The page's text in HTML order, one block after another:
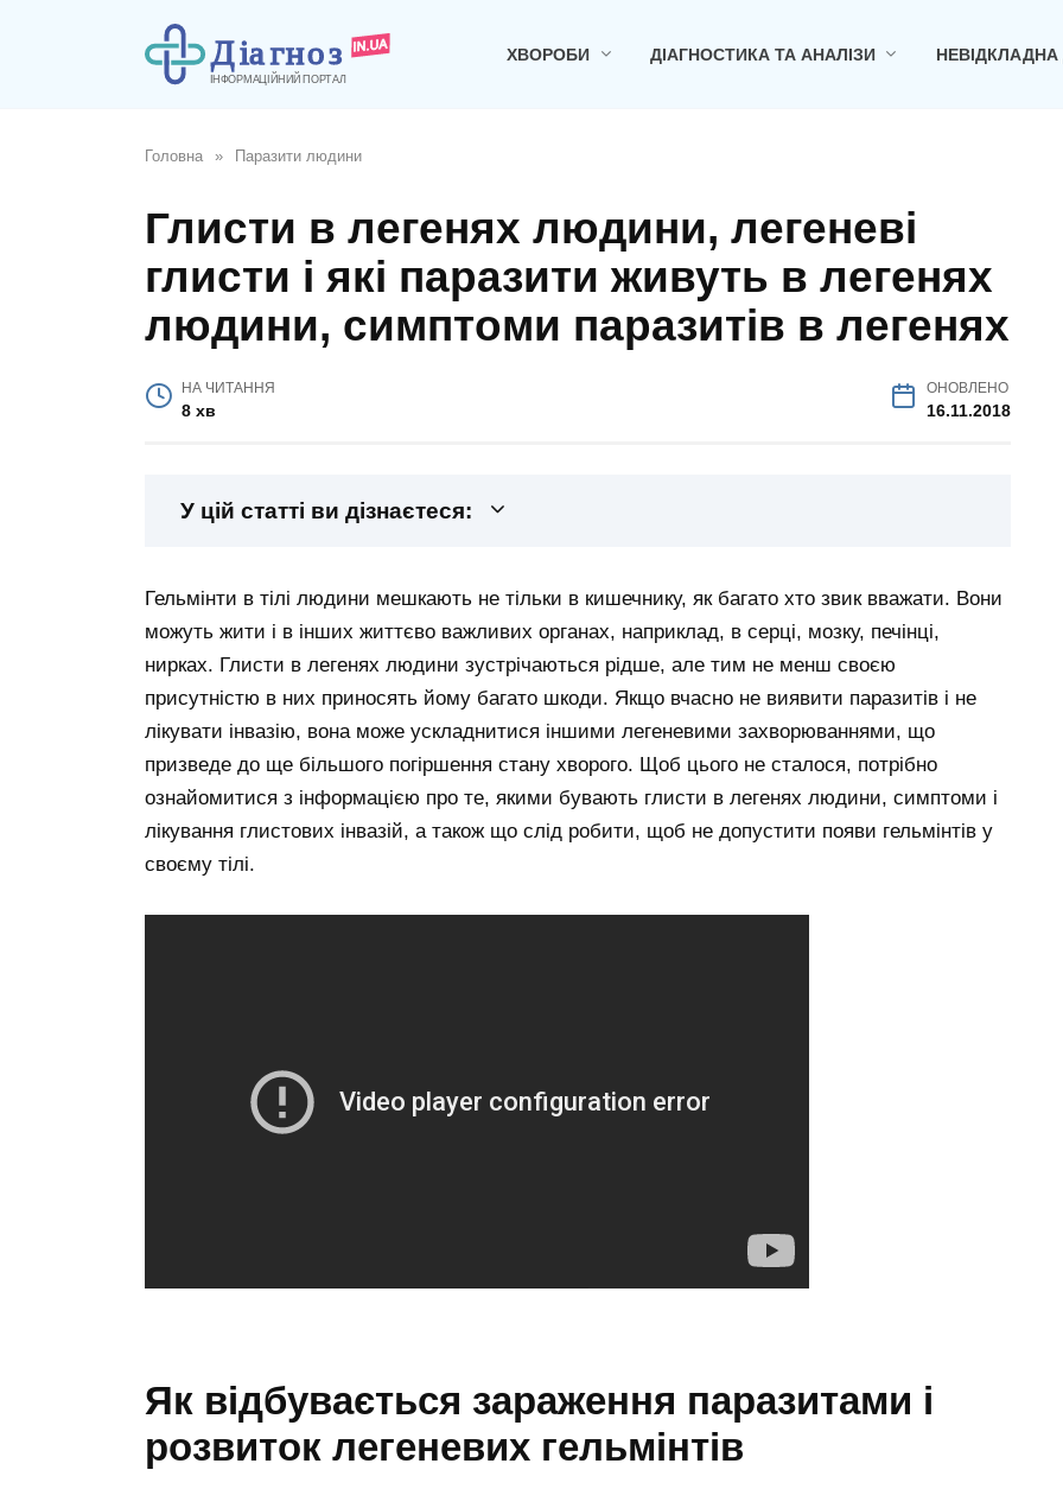
ХВОРОБИ ДІАГНОСТИКА ТА АНАЛІЗИ
Головна » Паразити людини
Глисти в легенях людини, легеневі
глисти і які паразити живуть в легенях
людини, симптоми паразитів в легенях
НА ЧИТАННЯ
8 хв
ОНОВЛЕНО
16.11.2018
У цій статті ви дізнаєтеся:
Гельмінти в тілі людини мешкають не тільки в кишечнику, як багато хто звик вважати. Вони
можуть жити і в інших життєво важливих органах, наприклад, в серці, мозку, печінці,
нирках. Глисти в легенях людини зустрічаються рідше, але тим не менш своєю
присутністю в них приносять йому багато шкоди. Якщо вчасно не виявити паразитів і не
лікувати інвазію, вона може ускладнитися іншими легеневими захворюваннями, що
призведе до ще більшого погіршення стану хворого. Щоб цього не сталося, потрібно
ознайомитися з інформацією про те, якими бувають глисти в легенях людини, симптоми і
лікування глистових інвазій, а також що слід робити, щоб не допустити появи гельмінтів у
своєму тілі.
Як відбувається зараження паразитами і
розвиток легеневих гельмінтів